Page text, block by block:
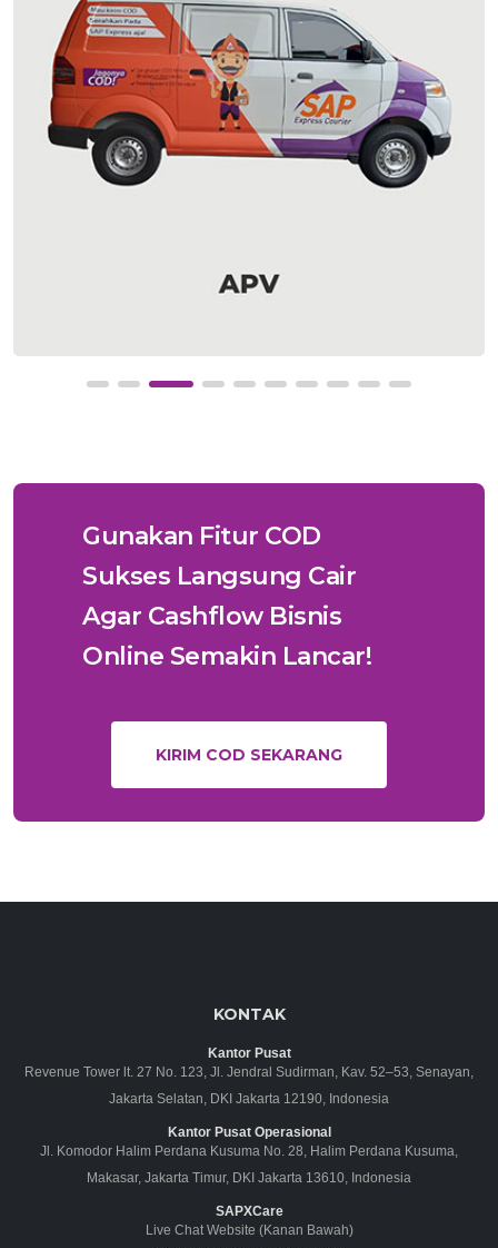
Gunakan Fitur COD
Sukses Langsung Cair
Agar Cashflow Bisnis
Online Semakin Lancar!
KIRIM COD SEKARANG
KONTAK
Kantor Pusat
Revenue Tower lt. 27 No. 123, Jl. Jendral Sudirman, Kav. 52–53, Senayan,
Jakarta Selatan, DKI Jakarta 12190, Indonesia
Kantor Pusat Operasional
Jl. Komodor Halim Perdana Kusuma No. 28, Halim Perdana Kusuma,
Makasar, Jakarta Timur, DKI Jakarta 13610, Indonesia
SAPXCare
Live Chat Website (Kanan Bawah)